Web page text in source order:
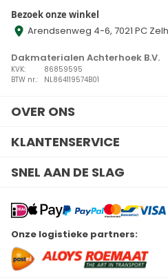
Bezoek onze winkel
Arendsenweg 4-6, 7021 PC
Dakmaterialen Achterhoek B.V.
KVK:
86859595
BTW nr.:
NL864119574B01
OVER ONS
Ons team
Advies
Disclaimer
LinkedinFacebookYoutubeInstagram
KLANTENSERVICE
Zakelijk bestellen
Verzenden en retourneren
Betalen
SNEL AAN DE SLAG
Resitrix dakbedekking
Bitumen dakbedekking
Kunststof dakbedekking
Plat dak Isolatie
Gereedschap
Onze logistieke partners: